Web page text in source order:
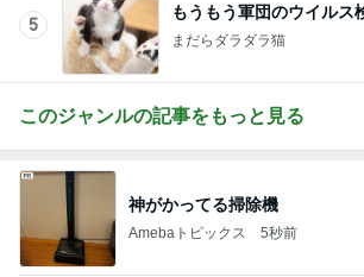
5
もうもう軍団のウイルス
まだらダラダラ猫
このジャンルの記事をもっと見る
神がかってる掃除機
Amebaトピックス 5秒前